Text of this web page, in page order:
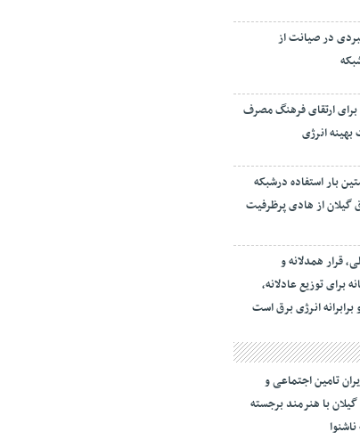
در صیانت از
برای ارتقای فرهنگ مصرف
انرژی
بار استفاده درشبکه
گیلان از هادی پرظرفیت
قرار همدلانه و
برای توزیع عادلانه،
برابرانه انرژی برق است
تامین اجتماعی و
با هنرمند برجسته